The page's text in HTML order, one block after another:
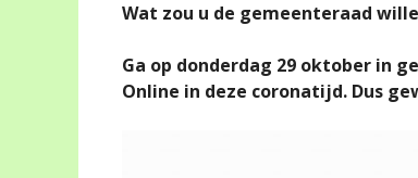
Wat zou u de gemeenteraad
Ga op donderdag 29 oktober in
Online in deze coronatijd. Dus